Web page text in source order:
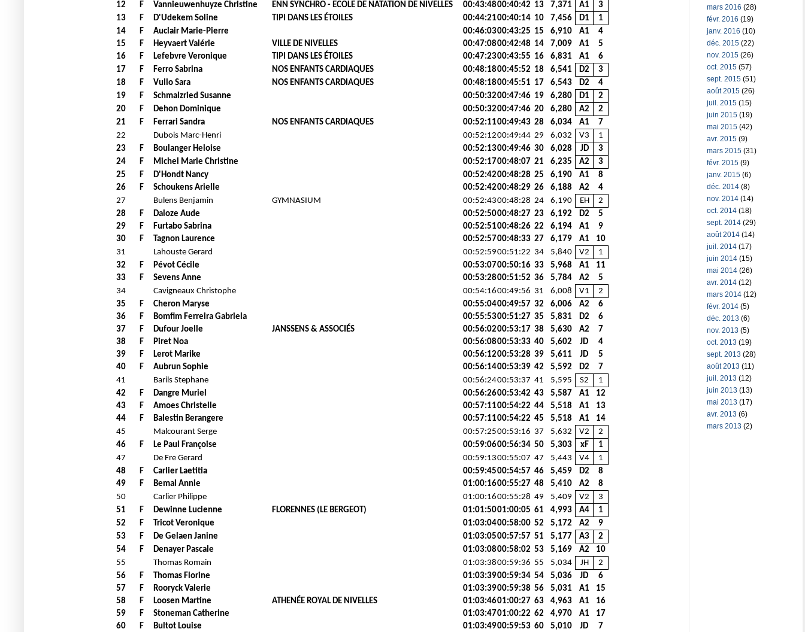
12
F Vannieuwenhuyze Christine ENN SYNCHRO - ECOLE DE NATATION DE NIVELLES 00:43:4800:40:42 13 7,371 A1
3
13
F D'Udekem Soline TIPI DANS LES ÉTOILES 00:44:2100:40:14 10 7,456 D1
1
14
F Auclair Marie-Pierre 00:46:0300:43:25 15 6,910 A1
4
15
F Heyvaert Valérie VILLE DE NIVELLES 00:47:0800:42:48 14 7,009 A1
5
16
F Lefebvre Veronique TIPI DANS LES ÉTOILES 00:47:2300:43:55 16 6,831 A1
6
17
F Ferro Sabrina NOS ENFANTS CARDIAQUES 00:48:1800:45:52 18 6,541 D2
3
18
F Vullo Sara NOS ENFANTS CARDIAQUES 00:48:1800:45:51 17 6,543 D2
4
19
F Schmalzried Susanne 00:50:3200:47:46 19 6,280 D1
2
20
F Dehon Dominique 00:50:3200:47:46 20 6,280 A2
2
21
F Ferrari Sandra NOS ENFANTS CARDIAQUES 00:52:1100:49:43 28 6,034 A1
7
22
Dubois Marc-Henri 00:52:1200:49:44 29 6,032 V3
1
23
F Boulanger Heloise 00:52:1300:49:46 30 6,028 JD
3
24
F Michel Marie Christine 00:52:1700:48:07 21 6,235 A2
3
25
F D'Hondt Nancy 00:52:4200:48:28 25 6,190 A1
8
26
F Schoukens Arielle 00:52:4200:48:29 26 6,188 A2
4
27
Bulens Benjamin GYMNASIUM 00:52:4300:48:28 24 6,190 EH
2
28
F Daloze Aude 00:52:5000:48:27 23 6,192 D2
5
29
F Furtabo Sabrina 00:52:5100:48:26 22 6,194 A1
9
30
F Tagnon Laurence 00:52:5700:48:33 27 6,179 A1
10
31
Lahouste Gerard 00:52:5900:51:22 34 5,840 V2
1
32
F Pévot Cécile 00:53:0700:50:16 33 5,968 A1
11
33
F Sevens Anne 00:53:2800:51:52 36 5,784 A2
5
34
Cavigneaux Christophe 00:54:1600:49:56 31 6,008 V1
2
35
F Cheron Maryse 00:55:0400:49:57 32 6,006 A2
6
36
F Bomfim Ferreira Gabriela 00:55:5300:51:27 35 5,831 D2
6
37
F Dufour Joelle JANSSENS & ASSOCIÉS 00:56:0200:53:17 38 5,630 A2
7
38
F Piret Noa 00:56:0800:53:33 40 5,602 JD
4
39
F Lerot Marike 00:56:1200:53:28 39 5,611 JD
5
40
F Aubrun Sophie 00:56:1400:53:39 42 5,592 D2
7
41
Barils Stephane 00:56:2400:53:37 41 5,595 S2
1
42
F Dangre Muriel 00:56:2600:53:42 43 5,587 A1
12
43
F Amoes Christelle 00:57:1100:54:22 44 5,518 A1
13
44
F Balestin Berangere 00:57:1100:54:22 45 5,518 A1
14
45
Malcourant Serge 00:57:2500:53:16 37 5,632 V2
2
46
F Le Paul Françoise 00:59:0600:56:34 50 5,303 xF
1
47
De Fre Gerard 00:59:1300:55:07 47 5,443 V4
1
48
F Carlier Laetitia 00:59:4500:54:57 46 5,459 D2
8
49
F Bemal Annie 01:00:1600:55:27 48 5,410 A2
8
50
Carlier Philippe 01:00:1600:55:28 49 5,409 V2
3
51
F Dewinne Lucienne FLORENNES (LE BERGEOT) 01:01:5001:00:05 61 4,993 A4
1
52
F Tricot Veronique 01:03:0400:58:00 52 5,172 A2
9
53
F De Gelaen Janine 01:03:0500:57:57 51 5,177 A3
2
54
F Denayer Pascale 01:03:0800:58:02 53 5,169 A2
10
55
Thomas Romain 01:03:3800:59:36 55 5,034 JH
2
56
F Thomas Florine 01:03:3900:59:34 54 5,036 JD
6
57
F Rooryck Valerie 01:03:3900:59:38 56 5,031 A1
15
58
F Loosen Martine ATHENÉE ROYAL DE NIVELLES 01:03:4601:00:27 63 4,963 A1
16
59
F Stoneman Catherine 01:03:4701:00:22 62 4,970 A1
17
60
F Bultot Louise 01:03:4900:59:53 60 5,010 JD
7
mars 2016 (28)
févr. 2016 (19)
janv. 2016 (10)
déc. 2015 (22)
nov. 2015 (26)
oct. 2015 (57)
sept. 2015 (51)
août 2015 (26)
juil. 2015 (15)
juin 2015 (19)
mai 2015 (42)
avr. 2015 (9)
mars 2015 (31)
févr. 2015 (9)
janv. 2015 (6)
déc. 2014 (8)
nov. 2014 (14)
oct. 2014 (18)
sept. 2014 (29)
août 2014 (14)
juil. 2014 (17)
juin 2014 (15)
mai 2014 (26)
avr. 2014 (12)
mars 2014 (12)
févr. 2014 (5)
déc. 2013 (6)
nov. 2013 (5)
oct. 2013 (19)
sept. 2013 (28)
août 2013 (11)
juil. 2013 (12)
juin 2013 (13)
mai 2013 (17)
avr. 2013 (6)
mars 2013 (2)